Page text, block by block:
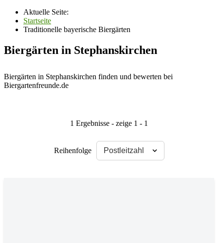
Aktuelle Seite:
Startseite
Traditionelle bayerische Biergärten
Biergärten in Stephanskirchen
Biergärten in Stephanskirchen finden und bewerten bei
Biergartenfreunde.de
1 Ergebnisse - zeige 1 - 1
Reihenfolge